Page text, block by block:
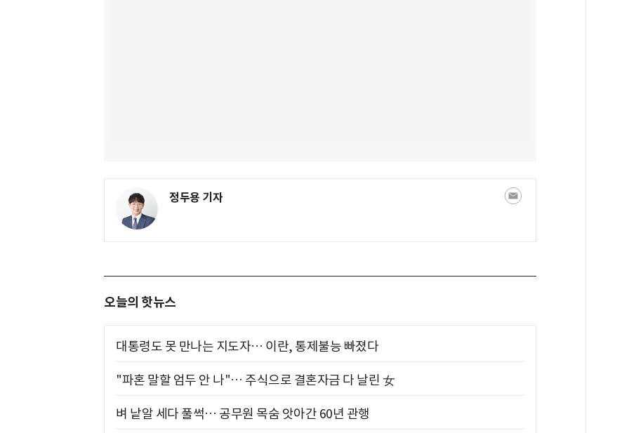
정두용 기자
오늘의 핫뉴스
대통령도 못 만나는 지도자… 이란, 통제불능 빠졌다
"파혼 말할 엄두 안 나"… 주식으로 결혼자금 다 날린 女
벼 낱알 세다 풀썩… 공무원 목숨 앗아간 60년 관행